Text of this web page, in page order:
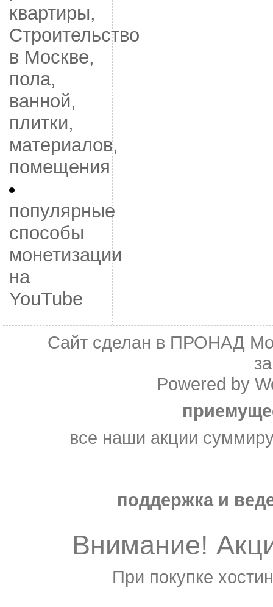
квартиры,
Строительство
в Москве,
пола,
ванной,
плитки,
материалов,
помещения
популярные
способы
монетизации
на
YouTube
Сайт сделан в ПРОНАД
Powered by
все наши акции
поддержка и
Внимание!
При покупке